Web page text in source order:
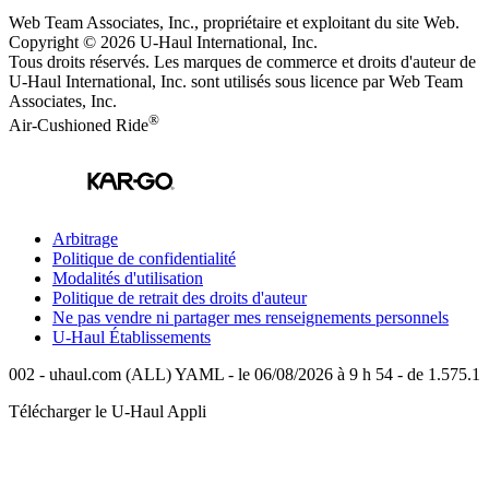
Web Team Associates, Inc., propriétaire et exploitant du site Web.
Copyright © 2026 U-Haul International, Inc.
Tous droits réservés. Les marques de commerce et droits d'auteur de
U-Haul International, Inc. sont utilisés sous licence par Web Team
Associates, Inc.
Air-Cushioned Ride®
Arbitrage
Politique de confidentialité
Modalités d'utilisation
Politique de retrait des droits d'auteur
Ne pas vendre ni partager mes renseignements personnels
U-Haul Établissements
002 - uhaul.com (ALL) YAML - le 06/08/2026 à 9 h 54 - de 1.575.1
Télécharger le U-Haul Appli